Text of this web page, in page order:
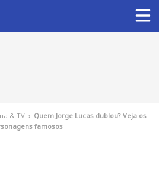
& TV › Quem Jorge Lucas dublou? Veja os
famosos